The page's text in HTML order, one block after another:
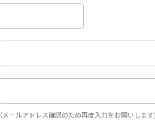
（メールアドレス確認のため再度入力をお願いします)